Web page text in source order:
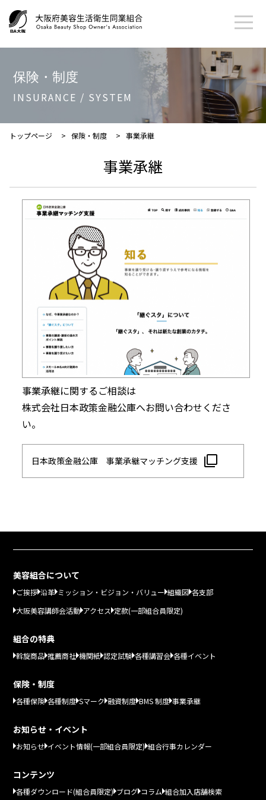
保険・制度
INSURANCE / SYSTEM
トップページ > 保険・制度 > 事業承継
事業承継
事業承継に関するご相談は
株式会社日本政策金融公庫へお問い合わせくださ
い。
日本政策金融公庫 事業承継マッチング支援 filter_none
美容組合について
ご挨拶 沿革 ミッション・ビジョン・バリュー 組織図 各支部
大阪美容講師会活動 アクセス 定款(一部組合員限定)
組合の特典
斡旋商品 推薦商社 機関紙 認定試験 各種講習会 各種イベント
保険・制度
各種保険 各種制度 Sマーク 融資制度 BMS 制度 事業承継
お知らせ・イベント
お知らせ イベント情報(一部組合員限定) 組合行事カレンダー
コンテンツ
各種ダウンロード(組合員限定) ブログ コラム 組合加入店舗検索